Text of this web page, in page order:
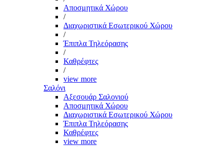
Αποσμητικά Χώρου
/
Διαχωριστικά Εσωτερικού Χώρου
/
Έπιπλα Τηλεόρασης
/
Καθρέφτες
/
view more
Σαλόνι
Αξεσουάρ Σαλονιού
Αποσμητικά Χώρου
Διαχωριστικά Εσωτερικού Χώρου
Έπιπλα Τηλεόρασης
Καθρέφτες
view more